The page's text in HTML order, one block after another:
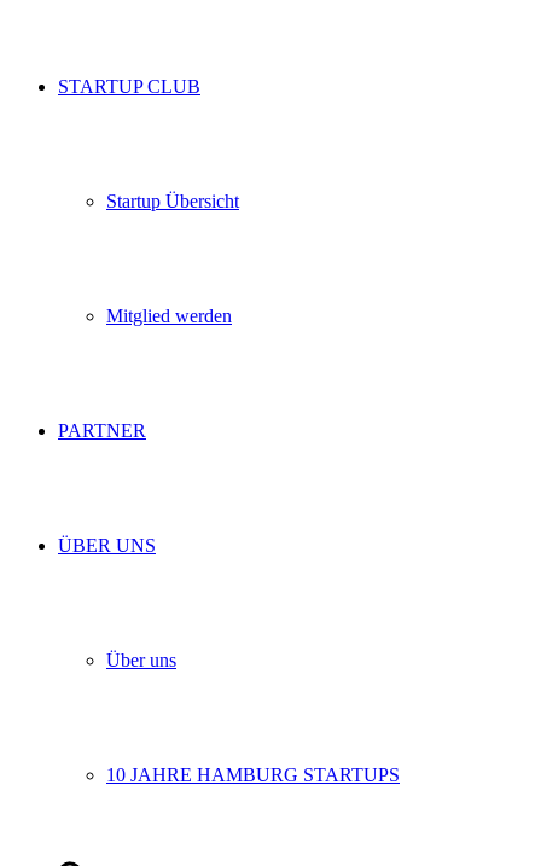
STARTUP CLUB
Startup Übersicht
Mitglied werden
PARTNER
ÜBER UNS
Über uns
10 JAHRE HAMBURG STARTUPS